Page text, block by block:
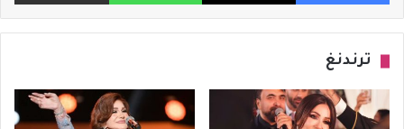
ترندنغ